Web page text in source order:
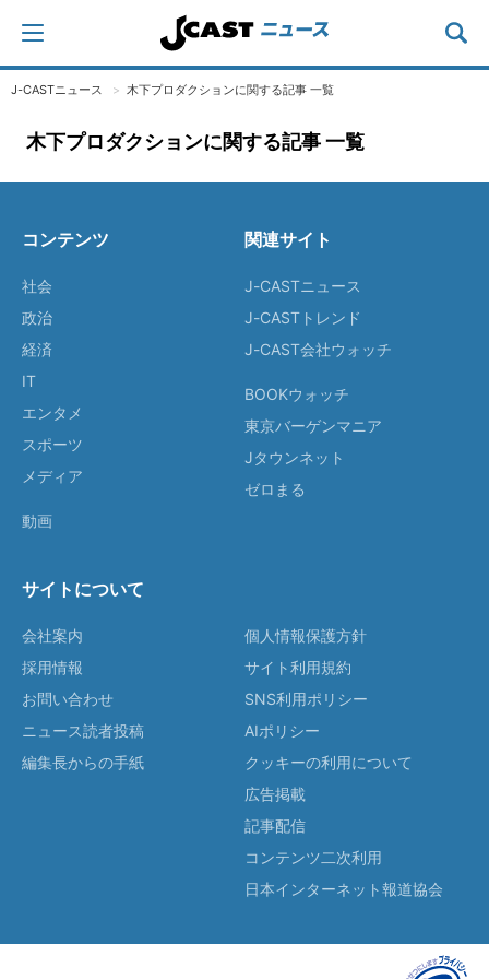
J-CASTニュース 木下プロダクションに関する記事 一覧
木下プロダクションに関する記事 一覧
コンテンツ
社会
政治
経済
IT
エンタメ
スポーツ
メディア
動画
関連サイト
J-CASTニュース
J-CASTトレンド
J-CAST会社ウォッチ
BOOKウォッチ
東京バーゲンマニア
Jタウンネット
ゼロまる
サイトについて
会社案内
採用情報
お問い合わせ
ニュース読者投稿
編集長からの手紙
個人情報保護方針
サイト利用規約
SNS利用ポリシー
AIポリシー
クッキーの利用について
広告掲載
記事配信
コンテンツ二次利用
日本インターネット報道協会